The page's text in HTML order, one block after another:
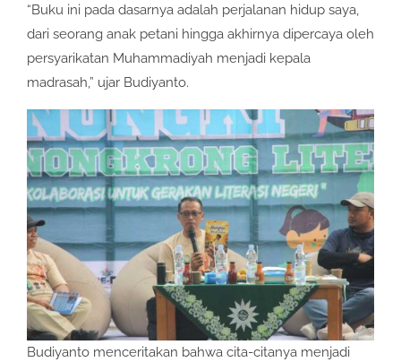
“Buku ini pada dasarnya adalah perjalanan hidup saya,
dari seorang anak petani hingga akhirnya dipercaya oleh
persyarikatan Muhammadiyah menjadi kepala
madrasah,” ujar Budiyanto.
Budiyanto menceritakan bahwa cita-citanya menjadi